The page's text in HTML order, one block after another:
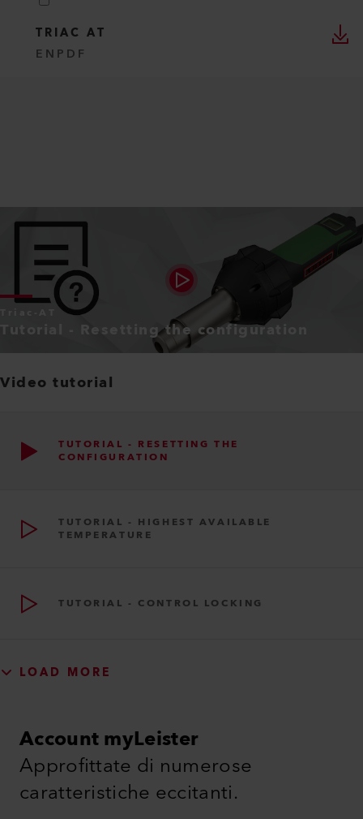
TRIAC AT
EN PDF
Tutorial - Resetting the configuration
Video tutorial
TUTORIAL - RESETTING THE
CONFIGURATION
TUTORIAL - HIGHEST AVAILABLE
TEMPERATURE
TUTORIAL - CONTROL LOCKING
LOAD MORE
Account myLeister
Approfittate di numerose
caratteristiche eccitanti.